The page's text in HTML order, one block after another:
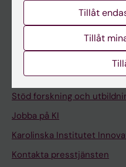
Medarbetarportalen
Universitetsbiblioteket
Stöd forskning och
Jobba på KI
Karolinska Institutet
Kontakta presstjänsten
Tillåt
Tillåt